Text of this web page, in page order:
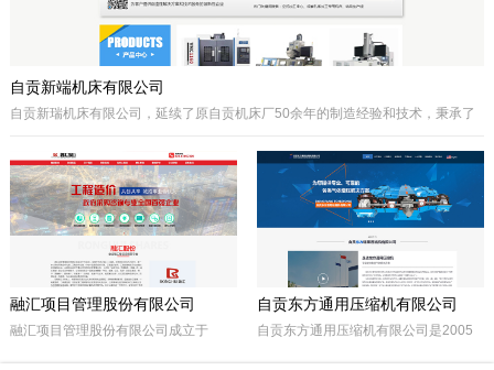
镇、新农村和现代农业建设、移民安置
服务，基础设施及岸线生态建设，河道
疏浚、水环境治理和水资源经营利用，
港口码头装卸与仓储、港口物流...
自贡新端机床有限公司
自贡新瑞机床有限公司，延续了原自贡机床厂50余年的制造经验和技术，秉承了
公司生产：Z系列摇臂钻床、Z系列立式钻床、ZLKV系列数控龙门加工中心、ZLK
系列数控龙门钻床、VMC、立式加工中心、成套孔系加工专用机床、钻攻生产线
等产品的设计、制造。产品广泛应用于模具、机械制造、汽车制造、航空、船
舶、轨道交通、铁塔、钢结构等工业制造及机械加工领域。
融汇项目管理股份有限公司
融汇项目管理股份有限公司成立于
自贡东方通用压缩机有限公司
自贡东方通用压缩机有限公司是2005